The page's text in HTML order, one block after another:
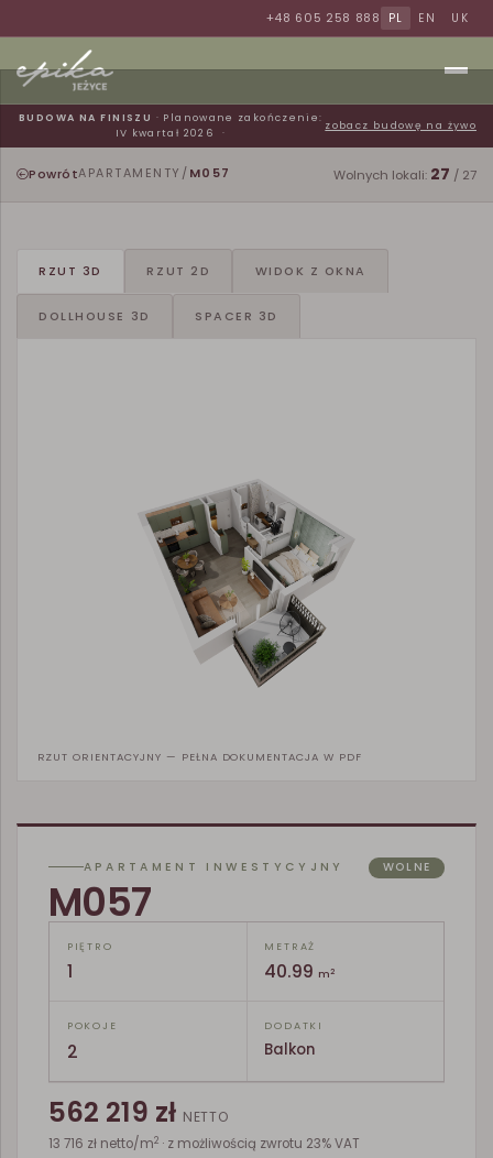
+48 605 258 888 PL EN UK
BUDOWA NA FINISZU · Planowane zakończenie:
IV kwartał 2026
zobacz budowę na żywo
PowrótAPARTAMENTY / M057 Wolnych lokali: 27 / 27
RZUT 3D RZUT 2D WIDOK Z OKNA
DOLLHOUSE 3D SPACER 3D
RZUT ORIENTACYJNY — PEŁNA DOKUMENTACJA W PDF
APARTAMENT INWESTYCYJNY
M057
WOLNE
PIĘTRO
1
METRAŻ
40.99 m2
POKOJE
2
DODATKI
Balkon
562 219 zł NETTO
13 716 zł netto/m2 · z możliwością zwrotu 23% VAT